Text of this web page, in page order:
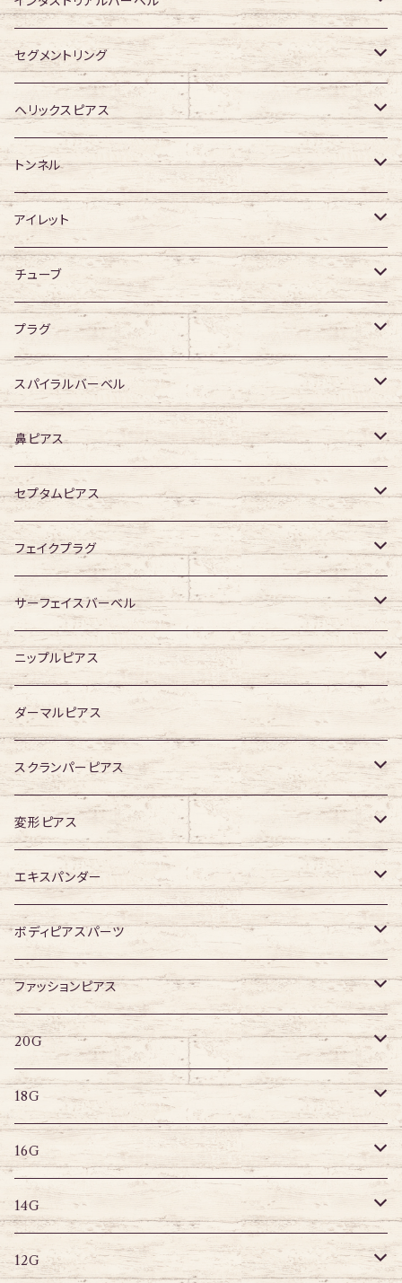
ジュエル有り
ジュエル無し
ジュエル有り
サージカルチタン
ジュエル無し
ジュエル有り
アクリル
316Lサージカルステンレス
ジュエル無し
ジュエル有り
サージカルチタン
ジュエル無し
ジュエル有り
セグメントリング
316Lサージカルステンレス
サージカルチタン
アクリル
ヘリックスピアス
ジュエル無し
ジュエル有り
トンネル
316Lサージカルステンレス
デザイン無し
デザイン有り
アクリル
アイレット
シングルフレア
ダブルフレア
チューブ
デザイン無し
デザイン有り
プラグ
デザイン無し
デザイン有り
スパイラルバーベル
316Lサージカルステンレス
ジュエル無し
ジュエル有り
サージカルチタン
ジュエル無し
ジュエル有り
鼻ピアス
ジュエル無し
ジュエル有り
セプタムピアス
ジュエル無し
ジュエル有り
フェイクプラグ
ジュエル無し
ジュエル有り
サーフェイスバーベル
ジュエル無し
ジュエル有り
ニップルピアス
ジュエル無し
ジュエル有り
ダーマルピアス
スクランパーピアス
16G
14G
変形ピアス
ジュエル無し
ジュエル有り
エキスパンダー
316Lサージカルステンレス
アクリル
その他
ボディピアスパーツ
ネジタイプ
20G
18G
はめ込みタイプ
ファッションピアス
ポストピアス
リングピアス
その他
20G
キャプティブリング
ラブレット
18G
キャプティブリング
ストレートバーベル
デザインバーベル
ラブレット
16G
キャプティブリング
ストレートバーベル
14G
キャプティブリング
12G